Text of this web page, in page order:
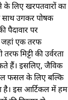
के लिए खरपतवारों का
साथ उगकर पोषक
पैदावार पर
जहां एक तरफ
मिट्टी की उर्वरता
हैं। इसलिए, जैविक
फसल के लिए बल्कि
है। इस आर्टिकल में हम